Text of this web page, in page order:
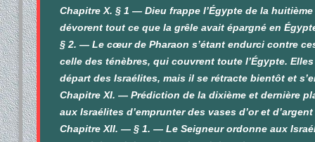
Chapitre X. § 1 — Dieu frappe l’Égypte de la
dévorent tout ce que la grêle avait épargné en
§ 2. — Le cœur de Pharaon s’étant endurci contre
celle des ténèbres, qui couvrent toute l’Égypte.
départ des Israélites, mais il se rétracte bientôt et
Chapitre XI. — Prédiction de la dixième et dernière
aux Israélites d’emprunter des vases d’or et
Chapitre XII. — § 1. — Le Seigneur ordonne aux